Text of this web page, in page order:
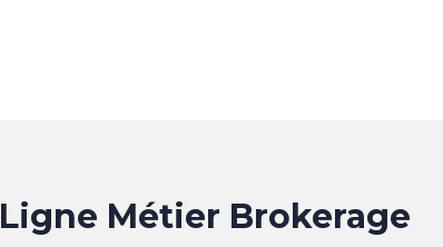
Ligne Métier Brokerage